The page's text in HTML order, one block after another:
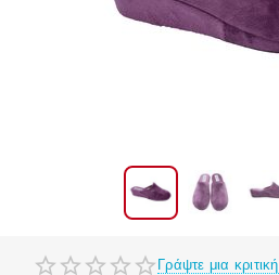
Γράψτε μια κριτική